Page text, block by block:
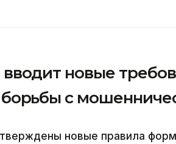
вводит новые
борьбы с
новые правила